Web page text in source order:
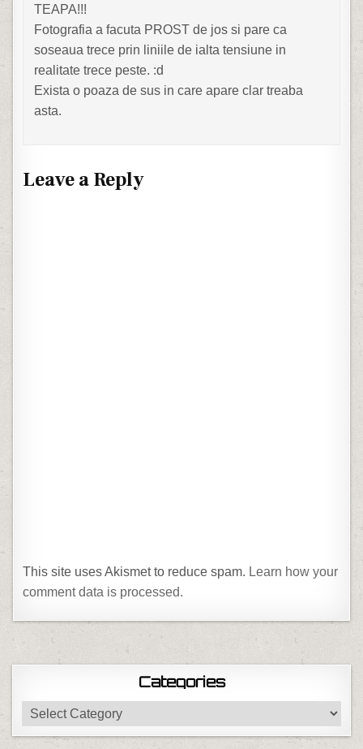
TEAPA!!!
Fotografia a facuta PROST de jos si pare ca
soseaua trece prin liniile de ialta tensiune in
realitate trece peste. :d
Exista o poaza de sus in care apare clar treaba
asta.
Leave a Reply
This site uses Akismet to reduce spam. Learn how your
comment data is processed.
Categories
Categories